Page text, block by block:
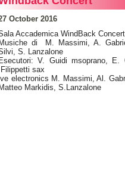
October 2016
Accademica WindBack Concert
Musiche di M. Massimi, A.
S. Lanzalone
Esecutori: V. Guidi msoprano, E.
Filippetti sax
electronics M. Massimi, Al.
Matteo Markidis, S.Lanzalone